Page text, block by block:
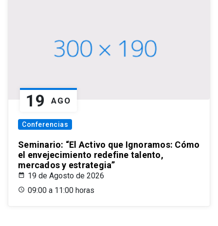
19 AGO
Conferencias
Seminario: “El Activo que Ignoramos: Cómo
el envejecimiento redefine talento,
mercados y estrategia”
19 de Agosto de 2026
09:00 a 11:00 horas